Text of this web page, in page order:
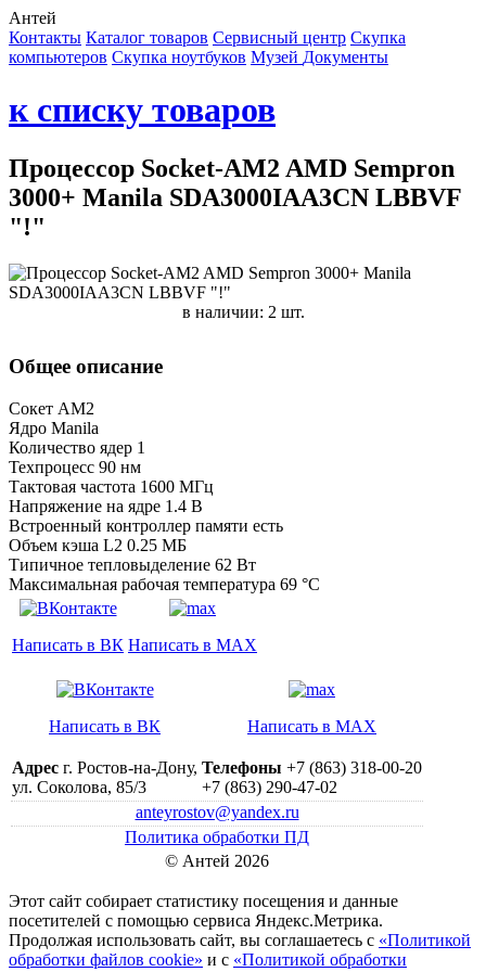
Антей
Контакты Каталог товаров Сервисный центр Cкупка
компьютеров Cкупка ноутбуков Музей Документы
к списку товаров
Процессор Socket-AM2 AMD Sempron
3000+ Manila SDA3000IAA3CN LBBVF
"!"
в наличии: 2 шт.
Общее описание
Сокет AM2
Ядро Manila
Количество ядер 1
Техпроцесс 90 нм
Тактовая частота 1600 МГц
Напряжение на ядре 1.4 B
Встроенный контроллер памяти есть
Объем кэша L2 0.25 МБ
Типичное тепловыделение 62 Вт
Максимальная рабочая температура 69 °C
Написать в ВК Написать в MAX
Написать в ВК Написать в MAX
Адрес г. Ростов-на-Дону,
ул. Соколова, 85/3
Телефоны +7 (863) 318-00-20
+7 (863) 290-47-02
anteyrostov@yandex.ru
Политика обработки ПД
© Антей 2026
Этот сайт собирает статистику посещения и данные
посетителей c помощью сервиса Яндекс.Метрика.
Продолжая использовать сайт, вы соглашаетесь с «Политикой
обработки файлов cookie» и с «Политикой обработки